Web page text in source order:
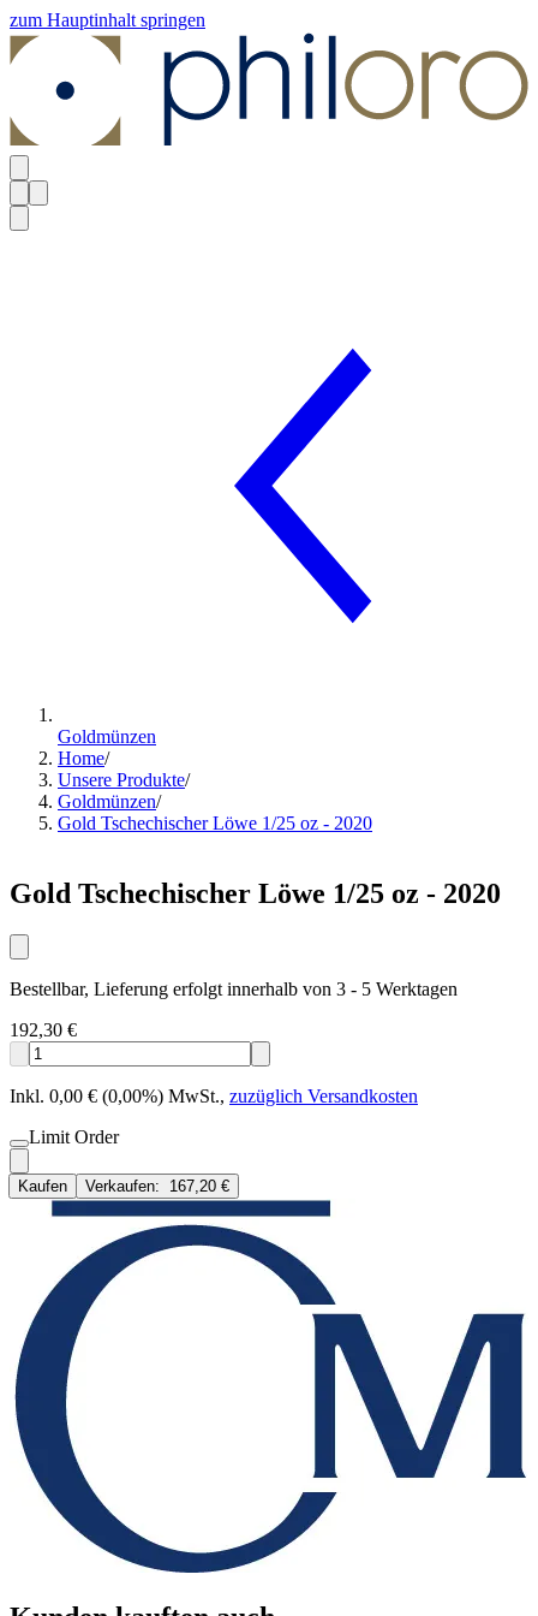
zum Hauptinhalt springen
Goldmünzen
Home/
Unsere Produkte/
Goldmünzen/
Gold Tschechischer Löwe 1/25 oz - 2020
Gold Tschechischer Löwe 1/25 oz - 2020
Bestellbar, Lieferung erfolgt innerhalb von 3 - 5 Werktagen
192,30 €
Inkl. 0,00 € (0,00%) MwSt., zuzüglich Versandkosten
Limit Order
Kaufen Verkaufen: 167,20 €